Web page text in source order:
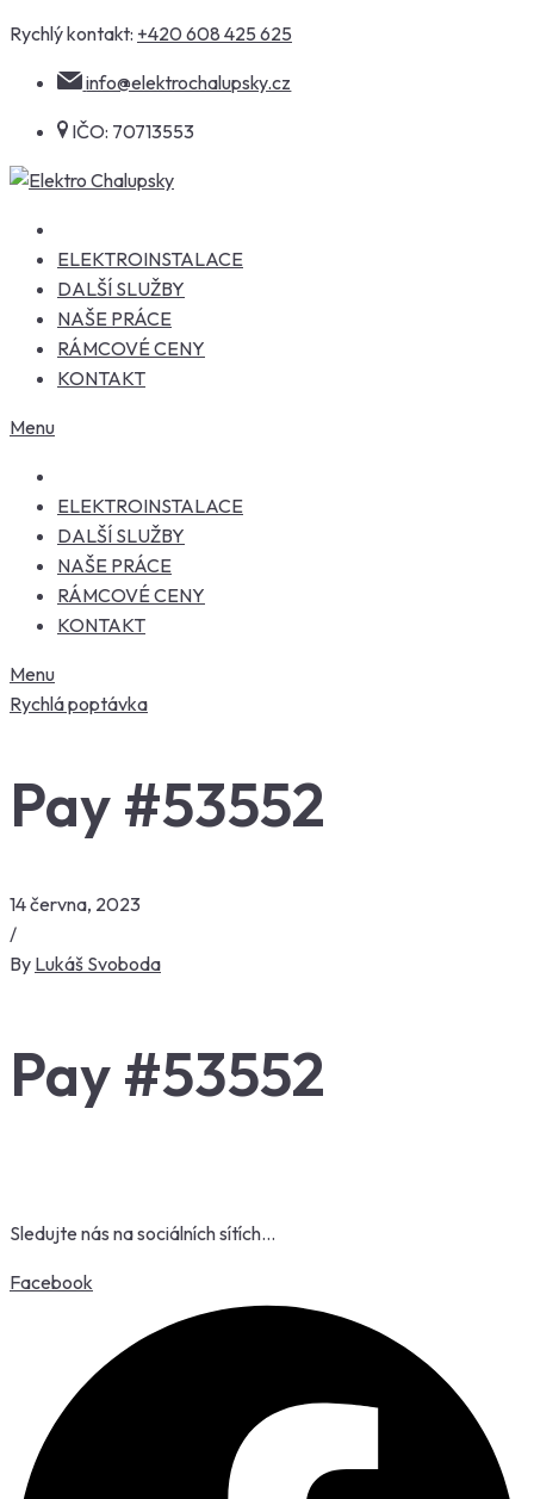
Skip
content
Rychlý kontakt: +420 608 425 625
info@elektrochalupsky.cz
IČO: 70713553
ELEKTROINSTALACE
DALŠÍ SLUŽBY
NAŠE PRÁCE
RÁMCOVÉ CENY
KONTAKT
Menu
ELEKTROINSTALACE
DALŠÍ SLUŽBY
NAŠE PRÁCE
RÁMCOVÉ CENY
KONTAKT
Menu
Rychlá poptávka
Pay #53552
14 června, 2023
/
By Lukáš Svoboda
Pay #53552
Sledujte nás na sociálních sítích…
Facebook